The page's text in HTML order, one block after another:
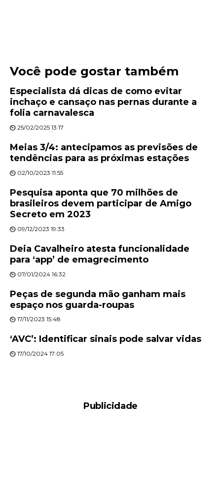
Você pode gostar também
Especialista dá dicas de como evitar
inchaço e cansaço nas pernas durante a
folia carnavalesca
25/02/2025 13:17
Meias 3/4: antecipamos as previsões de
tendências para as próximas estações
02/10/2023 11:55
Pesquisa aponta que 70 milhões de
brasileiros devem participar de Amigo
Secreto em 2023
09/12/2023 19:33
Deia Cavalheiro atesta funcionalidade
para ‘app’ de emagrecimento
07/01/2024 16:32
Peças de segunda mão ganham mais
espaço nos guarda-roupas
17/11/2023 15:48
‘AVC’: Identificar sinais pode salvar vidas
17/10/2024 17:05
Publicidade